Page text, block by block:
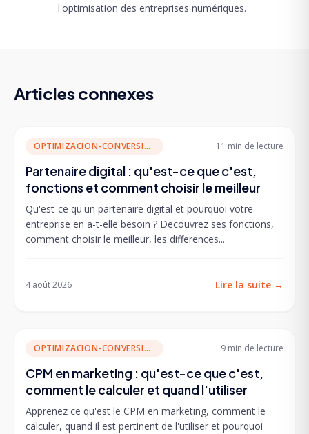
l'optimisation des entreprises numériques.
Articles connexes
OPTIMIZACION-CONVERSION 11 min de lecture
Partenaire digital : qu'est-ce que c'est,
fonctions et comment choisir le meilleur
Qu'est-ce qu'un partenaire digital et pourquoi votre
entreprise en a-t-elle besoin ? Decouvrez ses fonctions,
comment choisir le meilleur, les differences...
4 août 2026 Lire la suite →
OPTIMIZACION-CONVERSION 9 min de lecture
CPM en marketing : qu'est-ce que c'est,
comment le calculer et quand l'utiliser
Apprenez ce qu'est le CPM en marketing, comment le
calculer, quand il est pertinent de l'utiliser et pourquoi